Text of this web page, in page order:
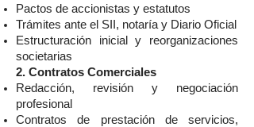
Pactos de accionistas y estatutos
Trámites ante el SII, notaría y Diario Oficial
Estructuración inicial y reorganizaciones
societarias
2. Contratos Comerciales
Redacción, revisión y negociación
profesional
Contratos de prestación de servicios,